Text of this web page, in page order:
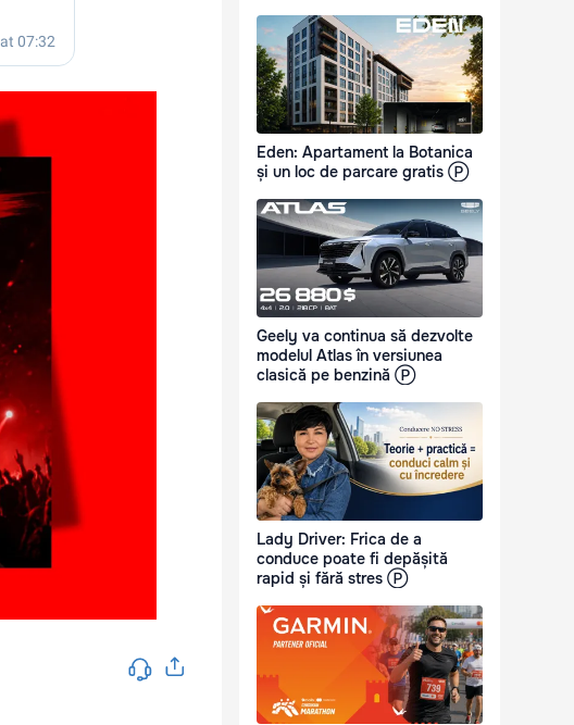
Eden: Apartament la Botanica
și un loc de parcare gratis Ⓟ
Geely va continua să dezvolte
modelul Atlas în versiunea
clasică pe benzină Ⓟ
Lady Driver: Frica de a
conduce poate fi depășită
rapid și fără stres Ⓟ